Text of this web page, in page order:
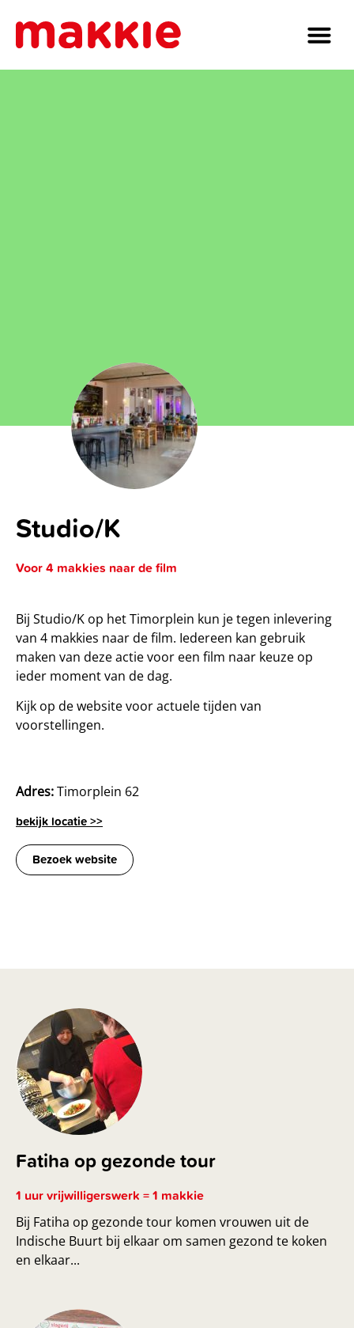
Studio/K
Voor 4 makkies naar de film
Bij Studio/K op het Timorplein kun je tegen inlevering
van 4 makkies naar de film. Iedereen kan gebruik
maken van deze actie voor een film naar keuze op
ieder moment van de dag.
Kijk op de website voor actuele tijden van
voorstellingen.
Adres:Timorplein 62
bekijk locatie >>
Bezoek website
Fatiha op gezonde tour
1 uur vrijwilligerswerk = 1 makkie
Bij Fatiha op gezonde tour komen vrouwen uit de
Indische Buurt bij elkaar om samen gezond te koken
en elkaar...